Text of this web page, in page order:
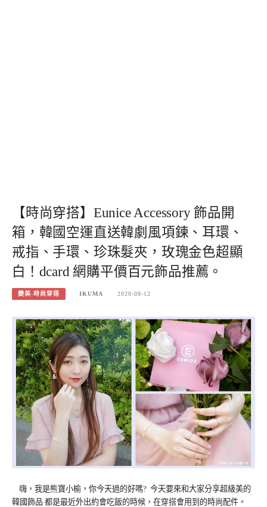
【時尚穿搭】Eunice Accessory 飾品開
箱，韓國空運直送韓劇風項鍊、耳環、
戒指、手環、珍珠髮夾，玫瑰金色超顯
白！dcard 網購平價百元飾品推薦。
變美-時尚穿搭 IKUMA 2020-08-12
嗨，我是熊寶小榆，你今天過的好嗎? 今天要來和大家分享超級美的
韓國飾品 都是最近外出約會吃飯的時候，在穿搭會用到的時尚配件。